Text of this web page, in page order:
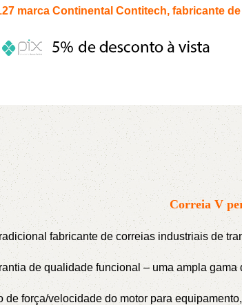
AX B
D
XPB XPZ
marca Continental Contitech, fabricante
Correia V
fabricante de correias industriais de
de qualidade funcional – uma ampla
de força/velocidade do motor para